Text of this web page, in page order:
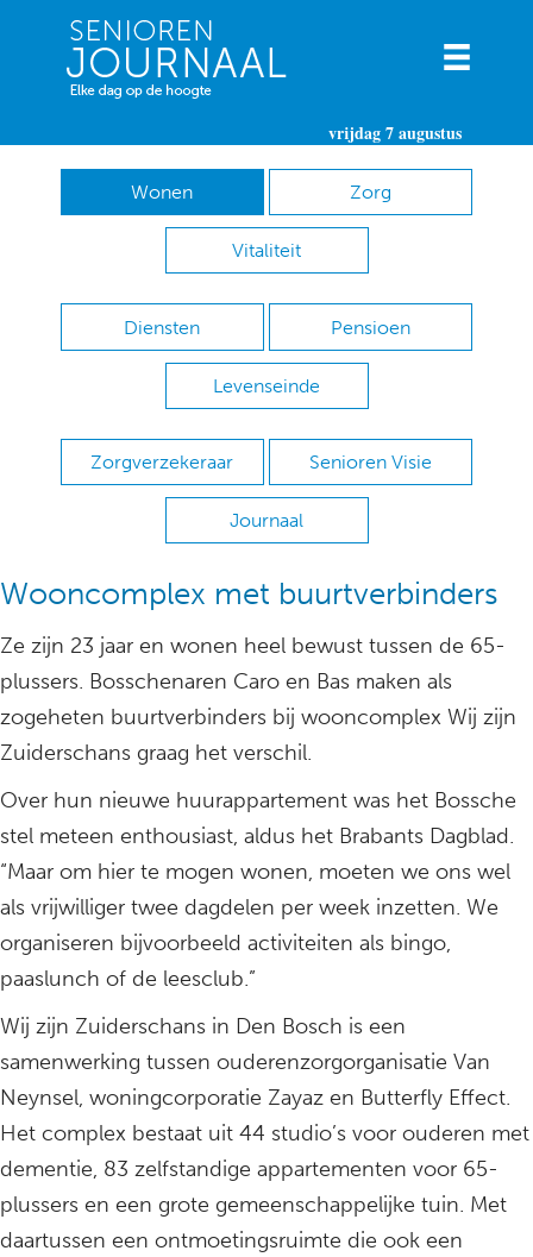
vrijdag 7 augustus
Wonen Zorg
Vitaliteit
Diensten Pensioen
Levenseinde
Zorgverzekeraar Senioren Visie
Journaal
Wooncomplex met buurtverbinders
Ze zijn 23 jaar en wonen heel bewust tussen de 65-
plussers. Bosschenaren Caro en Bas maken als
zogeheten buurtverbinders bij wooncomplex Wij zijn
Zuiderschans graag het verschil.
Over hun nieuwe huurappartement was het Bossche
stel meteen enthousiast, aldus het Brabants Dagblad.
“Maar om hier te mogen wonen, moeten we ons wel
als vrijwilliger twee dagdelen per week inzetten. We
organiseren bijvoorbeeld activiteiten als bingo,
paaslunch of de leesclub.”
Wij zijn Zuiderschans in Den Bosch is een
samenwerking tussen ouderenzorgorganisatie Van
Neynsel, woningcorporatie Zayaz en Butterfly Effect.
Het complex bestaat uit 44 studio’s voor ouderen met
dementie, 83 zelfstandige appartementen voor 65-
plussers en een grote gemeenschappelijke tuin. Met
daartussen een ontmoetingsruimte die ook een